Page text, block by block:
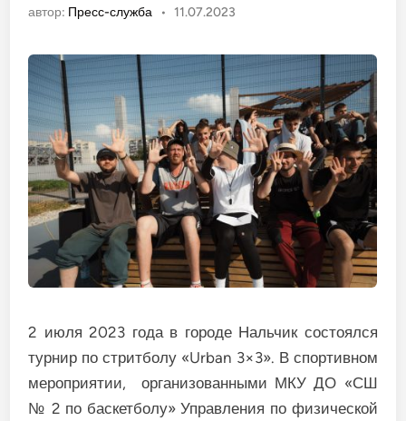
автор: Пресс-служба • 11.07.2023
2 июля 2023 года в городе Нальчик состоялся
турнир по стритболу «Urban 3×3». В спортивном
мероприятии, организованными МКУ ДО «СШ
№ 2 по баскетболу» Управления по физической